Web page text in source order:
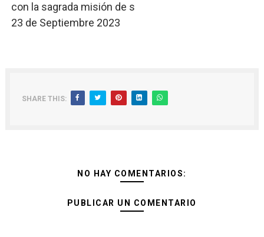
con la sagrada misión de s
23 de Septiembre 2023
SHARE THIS:
NO HAY COMENTARIOS:
PUBLICAR UN COMENTARIO